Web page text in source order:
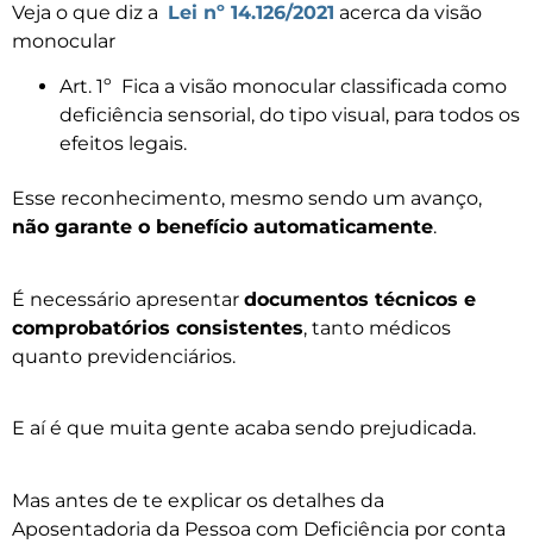
Veja o que diz a Lei nº 14.126/2021 acerca da visão
monocular
Art. 1º Fica a visão monocular classificada como
deficiência sensorial, do tipo visual, para todos os
efeitos legais.
Esse reconhecimento, mesmo sendo um avanço,
não garante o benefício automaticamente.
É necessário apresentar documentos técnicos e
comprobatórios consistentes, tanto médicos
quanto previdenciários.
E aí é que muita gente acaba sendo prejudicada.
Mas antes de te explicar os detalhes da
Aposentadoria da Pessoa com Deficiência por conta